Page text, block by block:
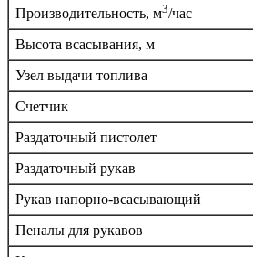
Производительность, м3/час
Высота всасывания, м
Узел выдачи топлива
Счетчик
Раздаточный пистолет
Раздаточный рукав
Рукав напорно-всасывающий
Пеналы для рукавов